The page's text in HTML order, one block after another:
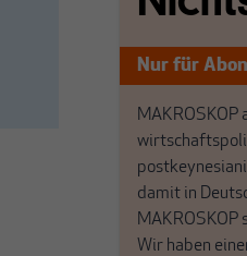
Nur für
MAKROSKOP
damit in
MAKROSKOP
Wir haben